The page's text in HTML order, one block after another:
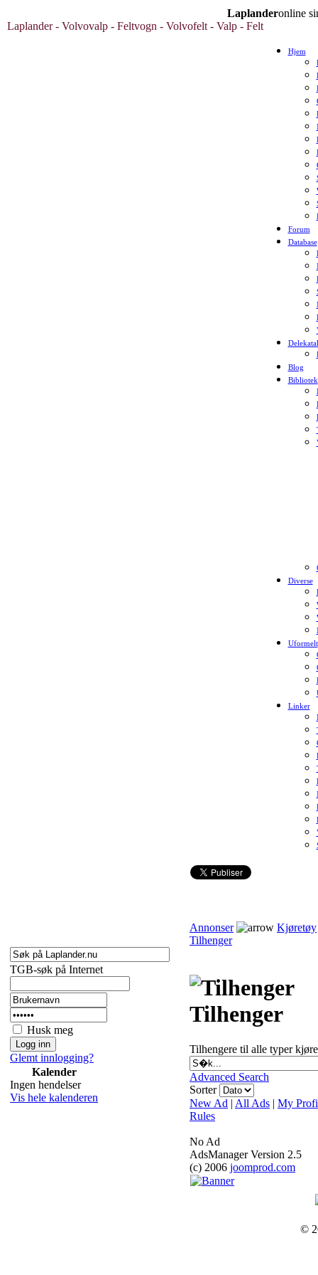
Laplanderonline
Laplander - Volvovalp - Feltvogn - Volvofelt - Valp - Felt
Hjem
Forum
Database
Blog
Bibliotek
Diverse
Uformelt
Linker
TGB-søk på Internet
Husk meg
Glemt innlogging?
Kalender
Ingen hendelser
Vis hele kalenderen
Annonser
Kjøretøy
Tilhenger
Tilhenger
Tilhengere til alle typer
Advanced Search
Sorter
New Ad | All Ads | My
Rules
No Ad
AdsManager Version 2.5
(c) 2006 joomprod.com
©